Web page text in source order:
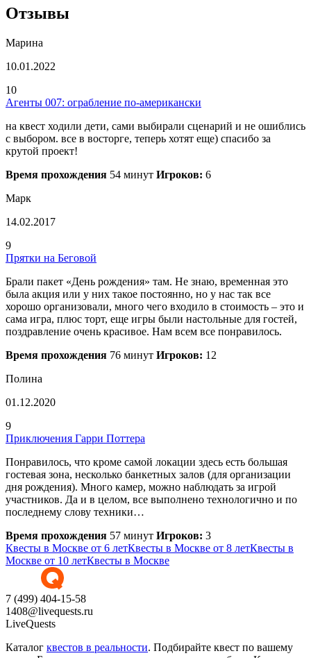
Отзывы
Марина
10.01.2022
10
Агенты 007: ограбление по-американски
на квест ходили дети, сами выбирали сценарий и не ошиблись
с выбором. все в восторге, теперь хотят еще) спасибо за
крутой проект!
Время прохождения 54 минут Игроков: 6
Марк
14.02.2017
9
Прятки на Беговой
Брали пакет «День рождения» там. Не знаю, временная это
была акция или у них такое постоянно, но у нас так все
хорошо организовали, много чего входило в стоимость – это и
сама игра, плюс торт, еще игры были настольные для гостей,
поздравление очень красивое. Нам всем все понравилось.
Время прохождения 76 минут Игроков: 12
Полина
01.12.2020
9
Приключения Гарри Поттера
Понравилось, что кроме самой локации здесь есть большая
гостевая зона, несколько банкетных залов (для организации
дня рождения). Много камер, можно наблюдать за игрой
участников. Да и в целом, все выполнено технологично и по
последнему слову техники…
Время прохождения 57 минут Игроков: 3
Квесты в Москве от 6 летКвесты в Москве от 8 летКвесты в
Москве от 10 летКвесты в Москве
7 (499) 404-15-58
1408@livequests.ru
LiveQuests
Каталог квестов в реальности. Подбирайте квест по вашему